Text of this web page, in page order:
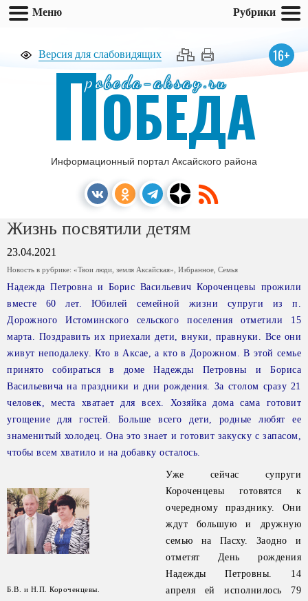
Версия для слабовидящих 16+
pobeda-aksay.ru
ПОБЕДА
Информационный портал Аксайского района
Жизнь посвятили детям
23.04.2021
Новость в рубрике: «Твои люди, земля Аксайская» Избранное Семья
Надежда Петровна и Борис Васильевич Короченцевы прожили
вместе 60 лет. Юбилей семейной жизни супруги из п.
Дорожного Истоминского сельского поселения отметили 15
марта. Поздравить их приехали дети, внуки, правнуки. Все они
живут неподалеку. Кто в Аксае, а кто в Дорожном. В этой семье
принято собираться в доме Надежды Петровны и Бориса
Васильевича на праздники и дни рождения. За столом сразу 21
человек, места хватает для всех. Хозяйка дома сама готовит
угощение для гостей. Больше всего дети, родные любят ее
знаменитый холодец. Она это знает и готовит закуску с запасом,
чтобы всем хватило и на добавку осталось.
Б.В. и Н.П. Короченцевы.
Уже сейчас супруги
Короченцевы готовятся к
очередному празднику. Они
ждут большую и дружную
семью на Пасху. Заодно и
отметят День рождения
Надежды Петровны. 14
апреля ей исполнилось 79
Меню Рубрики